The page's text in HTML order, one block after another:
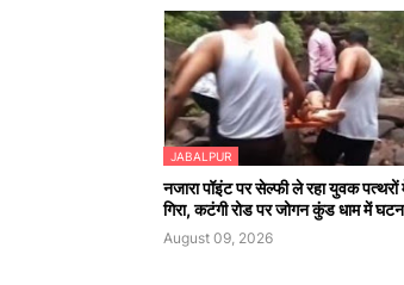
JABALPUR
नजारा पॉइंट पर सेल्फी ले रहा युवक पत्थरों
गिरा, कटंगी रोड पर जोगन कुंड धाम में
August 09, 2026